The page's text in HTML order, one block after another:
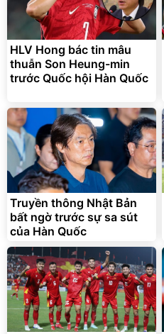
Bạt phủ xe ô tô cao cấp,
tráng nhôm 03 lớp
392.000đ
325.000 đ
Đã bán nhiều
HLV Hong bác tin mâu
thuẫn Son Heung-min
trước Quốc hội Hàn Quốc
Truyền thông Nhật Bản
bất ngờ trước sự sa sút
của Hàn Quốc